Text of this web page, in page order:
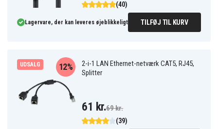
(40)
Lagervare, der kan leveres øjeblikkeligt TILFØJ TIL KURV
UDSALG
2-i-1 LAN Ethernet-netværk CAT5, RJ45,
Splitter
(39)
12%
61 kr.69 kr.